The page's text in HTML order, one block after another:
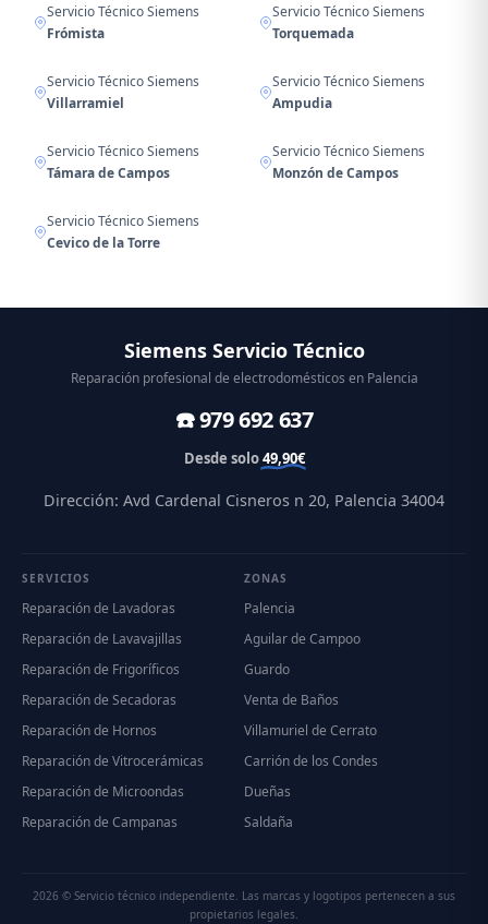
Servicio Técnico Siemens
Frómista
Servicio Técnico Siemens
Torquemada
Servicio Técnico Siemens
Villarramiel
Servicio Técnico Siemens
Ampudia
Servicio Técnico Siemens
Támara de Campos
Servicio Técnico Siemens
Monzón de Campos
Servicio Técnico Siemens
Cevico de la Torre
Siemens Servicio Técnico
Reparación profesional de electrodomésticos en Palencia
☎️ 979 692 637
Desde solo49,90€
Dirección: Avd Cardenal Cisneros n 20, Palencia 34004
SERVICIOS
Reparación de Lavadoras
Reparación de Lavavajillas
Reparación de Frigoríficos
Reparación de Secadoras
Reparación de Hornos
Reparación de Vitrocerámicas
Reparación de Microondas
Reparación de Campanas
ZONAS
Palencia
Aguilar de Campoo
Guardo
Venta de Baños
Villamuriel de Cerrato
Carrión de los Condes
Dueñas
Saldaña
2026 © Servicio técnico independiente. Las marcas y logotipos pertenecen a sus
propietarios legales.